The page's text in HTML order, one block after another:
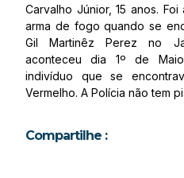
Carvalho Júnior, 15 anos.
arma de fogo quando se
Gil Martinêz Perez no
aconteceu dia 1º de
indivíduo que se
Vermelho. A Polícia não tem
Compartilhe :